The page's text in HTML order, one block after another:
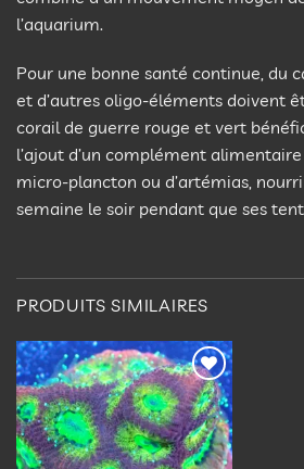
l’aquarium.
Pour une bonne santé continue, du
et d’autres oligo-éléments doivent
corail de guerre rouge et vert
l’ajout d’un complément
micro-plancton ou d’artémias,
semaine le soir pendant que ses
PRODUITS SIMILAIRES
Ajouter
à la
liste
d’envies